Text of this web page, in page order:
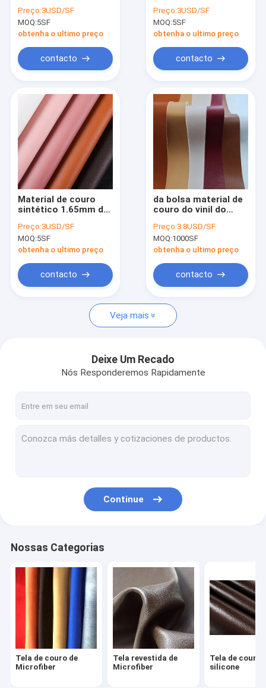
produtos
Quem Somos
Fale Conosco
Tela revestida de Microfiber
Tela de couro do silicone
Couro sintético do plutônio
Couro artificial do PVC
Pele de carneiro inteira
Couro automotivo de estofamento
Fato de couro feito sob encomenda
gravou o couro do
vegetariano para o
estofamento
Preço:3USD/SF
MOQ:5SF
obtenha o ultimo preço
contacto
falso do plutônio das
bolsas 1.3mm do
poliuretano
Preço:3USD/SF
MOQ:5SF
obtenha o ultimo preço
contacto
Material de couro
sintético 1.65mm da
do plutônio do teste
padrão do lichi do
ODM grosso
Preço:3USD/SF
MOQ:5SF
obtenha o ultimo preço
contacto
da bolsa material de
couro do vinil do
plutônio de 1.0mm
material de couro
patenteado sintético
Preço:3.8USD/SF
MOQ:1000SF
obtenha o ultimo preço
contacto
Veja mais
Deixe Um Recado
Nós Responderemos Rapidamente
Continue
Nossas Categorias
Tela de couro de
Microfiber
Tela revestida de
Microfiber
Tela de couro
silicone